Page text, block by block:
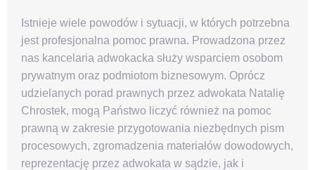
Istnieje wiele powodów i sytuacji, w których potrzebna
jest profesjonalna pomoc prawna. Prowadzona przez
nas kancelaria adwokacka służy wsparciem osobom
prywatnym oraz podmiotom biznesowym. Oprócz
udzielanych porad prawnych przez adwokata Natalię
Chrostek, mogą Państwo liczyć również na pomoc
prawną w zakresie przygotowania niezbędnych pism
procesowych, zgromadzenia materiałów dowodowych,
reprezentację przez adwokata w sądzie, jak i